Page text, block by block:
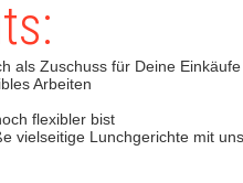
als Zuschuss für Deine Einkäufe
Arbeiten
flexibler bist
vielseitige Lunchgerichte mit